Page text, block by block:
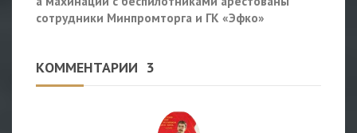
сотрудники Минпромторга и ГК «Эфко»
КОММЕНТАРИИ 3